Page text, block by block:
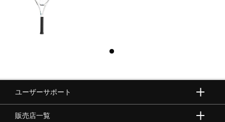
ユーザーサポート
販売店一覧